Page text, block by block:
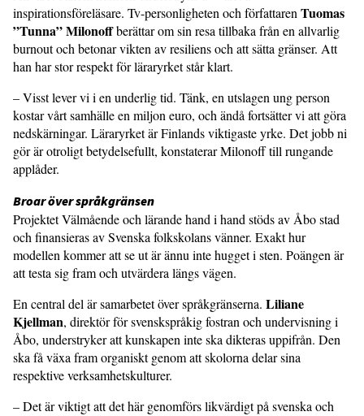
inspirationsföreläsare. Tv-personligheten och författarenTuomas
”Tunna” Milonoffberättar om sin resa tillbaka från en allvarlig
burnout och betonar vikten av resiliens och att sätta gränser. Att
han har stor respekt för läraryrket står klart.
– Visst lever vi i en underlig tid. Tänk, en utslagen ung person
kostar vårt sam­hälle en miljon euro, och ändå fortsätter vi att göra
nedskärningar. Läraryrket är Finlands viktigaste yrke. Det jobb ni
gör är otroligt betydelsefullt, konstaterar Milonoff till rungande
applåder.
Broar över språkgränsen
Projektet Välmående och lärande hand i hand stöds av Åbo stad
och finansieras av Svenska folkskolans vänner. Exakt hur
modellen kommer att se ut är ännu inte hugget i sten. Poängen är
att testa sig fram och utvärdera längs vägen.
En central del är samarbetet över språk­gränserna. Liliane
Kjellman, direktör för svenskspråkig fostran och undervisning i
Åbo, understryker att kunskapen inte ska dikteras uppifrån. Den
ska få växa fram organiskt genom att skolorna delar sina
respektive verksamhetskulturer.
– Det är viktigt att det här genomförs likvärdigt på svenska och